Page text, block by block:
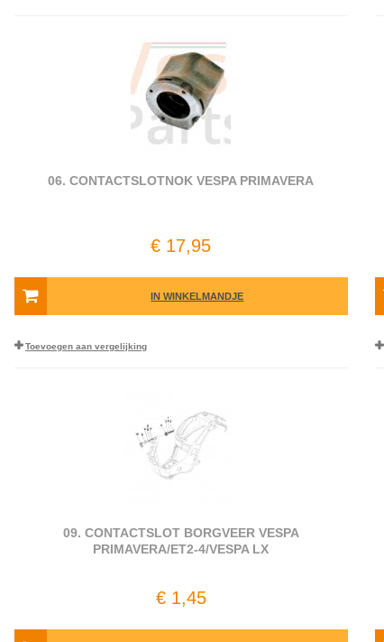
06. CONTACTSLOTNOK VESPA PRIMAVERA
€ 17,95
IN WINKELMANDJE
Toevoegen aan vergelijking
09. CONTACTSLOT BORGVEER VESPA
PRIMAVERA/ET2-4/VESPA LX
€ 1,45